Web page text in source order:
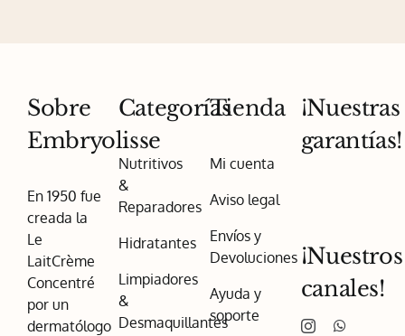
Sobre
Embryolisse
En 1950 fue
creada la
Le
LaitCrème
Concentré
por un
dermatólogo
Categorías
Nutritivos
&
Reparadores
Hidratantes
Limpiadores
&
Desmaquillantes
Tienda
Mi cuenta
Aviso legal
Envíos y
Devoluciones
Ayuda y
soporte
¡Nuestras
garantías!
¡Nuestros
canales!